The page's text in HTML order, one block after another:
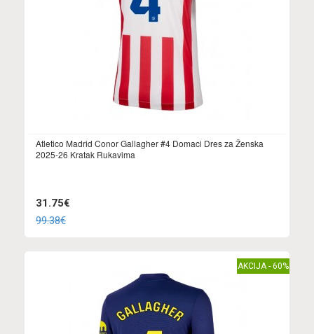
Atletico Madrid Conor Gallagher #4 Domaci Dres za Ženska
2025-26 Kratak Rukavima
31.75€
99.38€
AKCIJA - 60%